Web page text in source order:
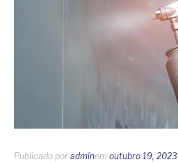
Publicado por adminem outubro 19, 2023